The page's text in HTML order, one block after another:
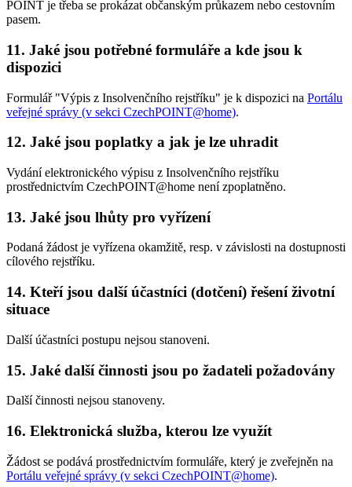
POINT je třeba se prokázat občanským průkazem nebo cestovním
pasem.
11. Jaké jsou potřebné formuláře a kde jsou k
dispozici
Formulář "Výpis z Insolvenčního rejstříku" je k dispozici na Portálu
veřejné správy (v sekci CzechPOINT@home).
12. Jaké jsou poplatky a jak je lze uhradit
Vydání elektronického výpisu z Insolvenčního rejstříku
prostřednictvím CzechPOINT@home není zpoplatněno.
13. Jaké jsou lhůty pro vyřízení
Podaná žádost je vyřízena okamžitě, resp. v závislosti na dostupnosti
cílového rejstříku.
14. Kteří jsou další účastníci (dotčení) řešení životní
situace
Další účastníci postupu nejsou stanoveni.
15. Jaké další činnosti jsou po žadateli požadovány
Další činnosti nejsou stanoveny.
16. Elektronická služba, kterou lze využít
Žádost se podává prostřednictvím formuláře, který je zveřejněn na
Portálu veřejné správy (v sekci CzechPOINT@home).